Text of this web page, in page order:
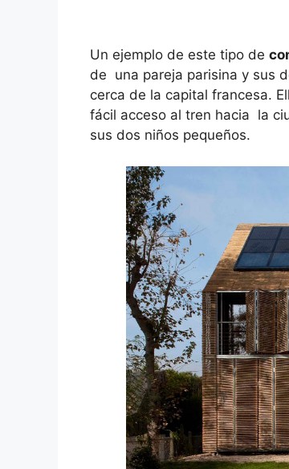
Un ejemplo de este tipo de
de una pareja parisina y sus
cerca de la capital francesa.
fácil acceso al tren hacia la
sus dos niños pequeños.